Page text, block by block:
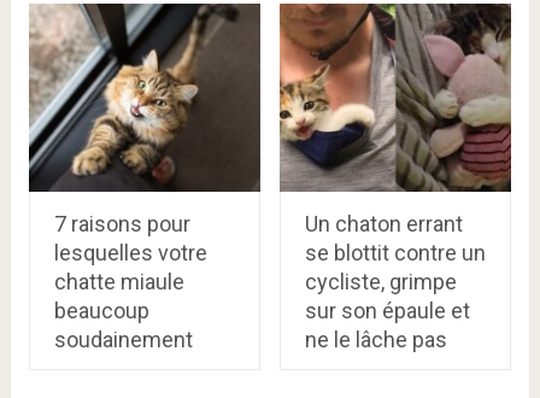
7 raisons pour
lesquelles votre
chatte miaule
beaucoup
soudainement
Un chaton errant
se blottit contre un
cycliste, grimpe
sur son épaule et
ne le lâche pas